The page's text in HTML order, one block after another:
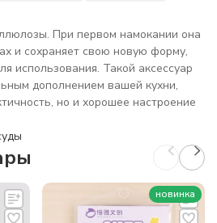
При первом намокании она
и сохраняет свою новую форму,
использования. Такой аксессуар
дополнением вашей кухни,
но и хорошее настроение
новинка